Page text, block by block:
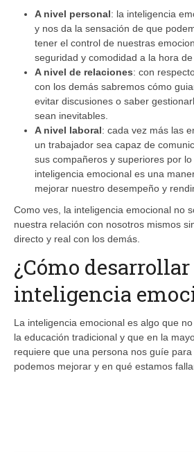
A nivel personal: la inteligencia
y nos da la sensación de que
tener el control de nuestras
seguridad y comodidad a la hora
A nivel de relaciones: con
con los demás sabremos cómo
evitar discusiones o saber
sean inevitables.
A nivel laboral: cada vez más las
un trabajador sea capaz de
sus compañeros y superiores por
inteligencia emocional es una
mejorar nuestro desempeño y
Como ves, la inteligencia emocional no
nuestra relación con nosotros mismos
directo y real con los demás.
¿Cómo
inteligencia
La inteligencia emocional es algo que
la educación tradicional y que en la
requiere que una persona nos guíe
podemos mejorar y en qué estamos